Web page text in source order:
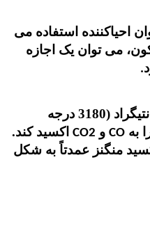
احیاکننده استفاده می
می توان یک اجازه
.
ذوب شده و تا دمای بالای 1750 درجه سانتیگراد (3180 درجه
به COو CO2اکسید کند.
منگنز عمدتاً به شکل